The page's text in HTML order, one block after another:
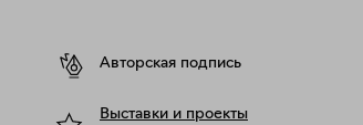
Авторская подпись
Выставки и проекты